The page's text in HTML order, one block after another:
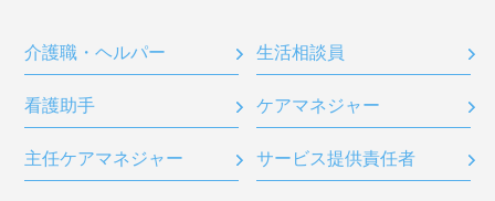
介護職・ヘルパー 生活相談員
看護助手 ケアマネジャー
主任ケアマネジャー サービス提供責任者